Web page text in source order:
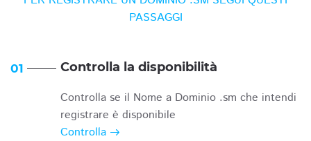
PASSAGGI
01 Controlla la disponibilità
Controlla se il Nome a Dominio .sm che intendi
registrare è disponibile
Controlla